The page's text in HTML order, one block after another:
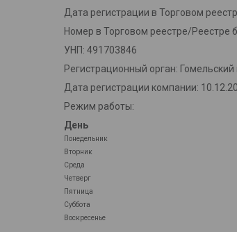
Дата регистрации в Торговом
Номер в Торговом реестре/Реестре
УНП: 491703846
Регистрационный орган:
Дата регистрации компании:
Режим работы:
День
Понедельник
Вторник
Среда
Четверг
Пятница
Суббота
Воскресенье